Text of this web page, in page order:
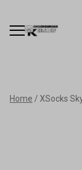
Home XSocks